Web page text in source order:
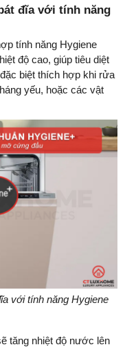
đĩa với tính năng
tính năng Hygiene
độ cao, giúp tiêu diệt
biệt thích hợp khi rửa
yếu, hoặc các vật
với tính năng Hygiene
tăng nhiệt độ nước lên